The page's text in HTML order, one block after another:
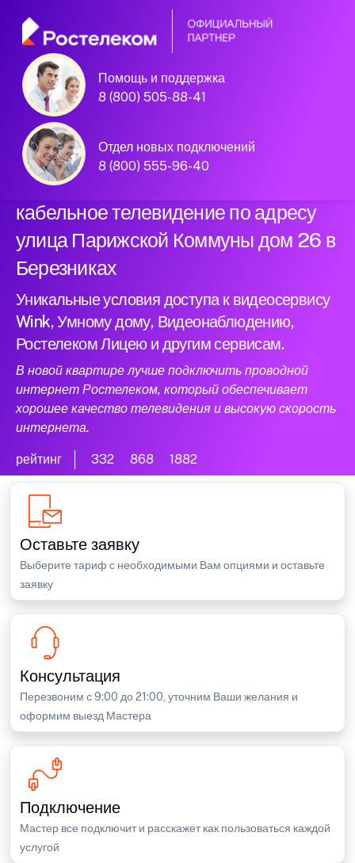
Помощь и поддержка
8 (800) 505-88-41
Отдел новых подключений
8 (800) 555-96-40
Официальный
партнер Ростелеком
Подключили новый интернет и
кабельное телевидение по адресу
улица Парижской Коммуны дом 26 в
Березниках
Уникальные условия доступа к видеосервису
Wink, Умному дому, Видеонаблюдению,
Ростелеком Лицею и другим сервисам.
В новой квартире лучше подключить проводной
интернет Ростелеком, который обеспечивает
хорошее качество телевидения и высокую скорость
интернета.
рейтинг 332 868 1882
Оставьте заявку
Выберите тариф с необходимыми Вам опциями и оставьте
заявку
Консультация
Перезвоним с 9:00 до 21:00, уточним Ваши желания и
оформим выезд Мастера
Подключение
Мастер все подключит и расскажет как пользоваться каждой
услугой